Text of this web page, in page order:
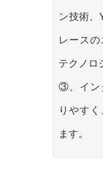
ン技術
レース
テクノロ
③、イン
りやす
ます。